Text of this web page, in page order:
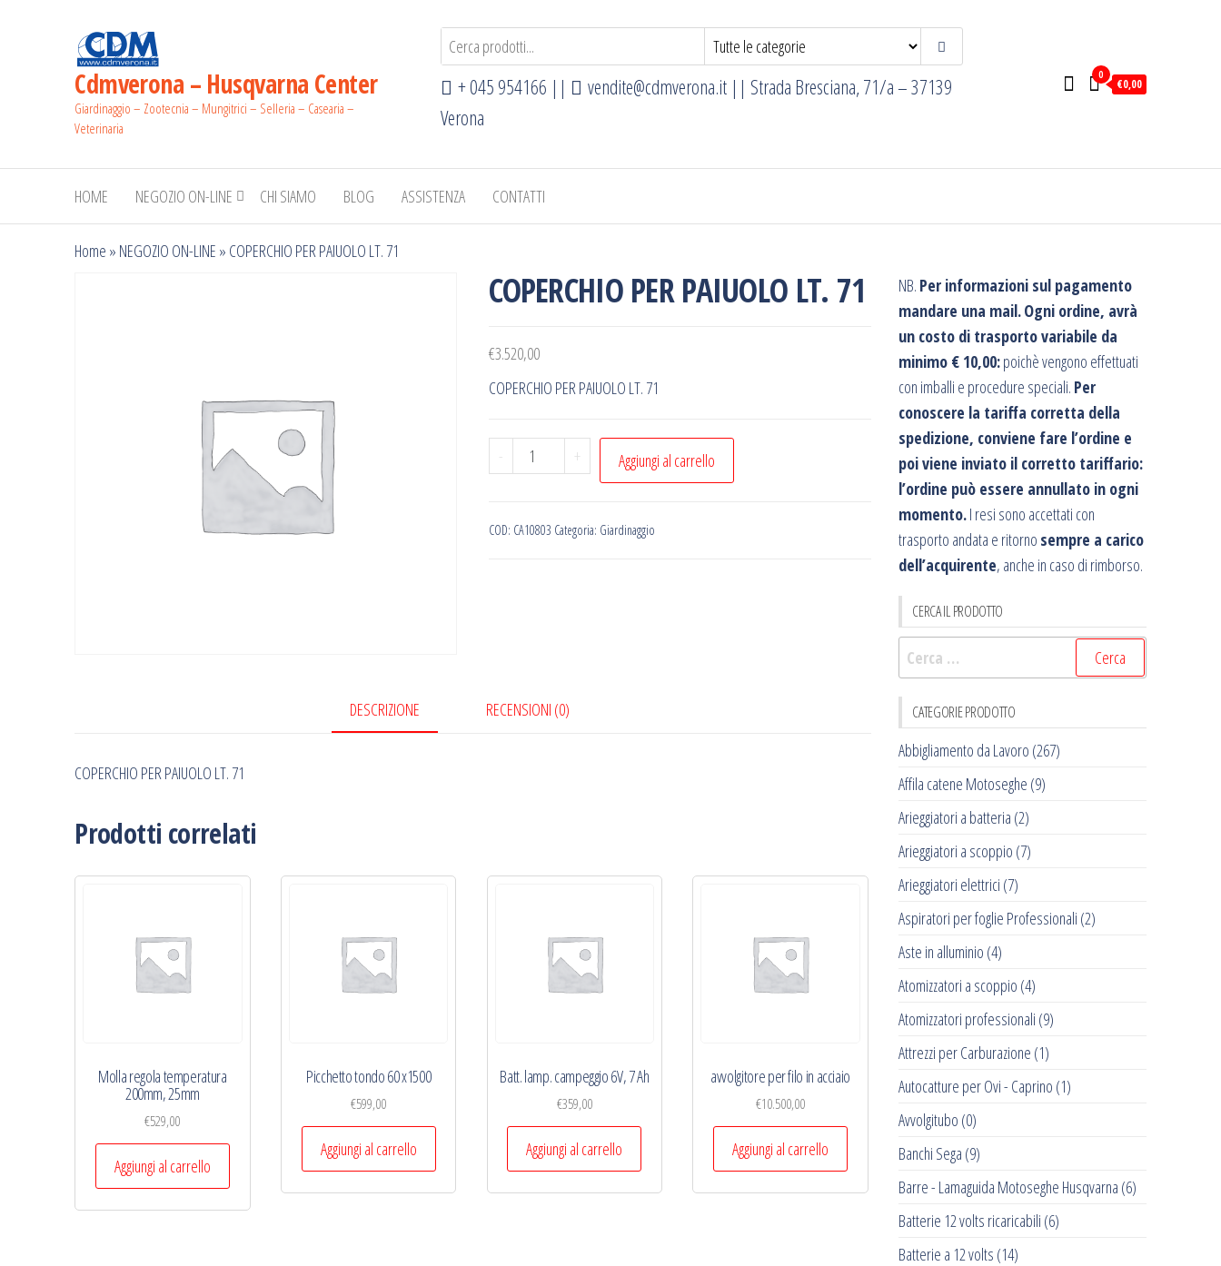
Cdmverona – Husqvarna Center
Giardinaggio – Zootecnia – Mungitrici – Selleria – Casearia –
Veterinaria
+ 045 954166 || vendite@cdmverona.it || Strada Bresciana, 71/a – 37139
Verona
0
€0,00
HOME NEGOZIO ON-LINE CHI SIAMO BLOG ASSISTENZA CONTATTI
Home » NEGOZIO ON-LINE » COPERCHIO PER PAIUOLO LT. 71
COPERCHIO PER PAIUOLO LT. 71
€3.520,00
COPERCHIO PER PAIUOLO LT. 71
-
COPERCHIO
PER
LT.
+ Aggiungi al carrello
COD: CA10803 Categoria: Giardinaggio
DESCRIZIONE RECENSIONI (0)
COPERCHIO PER PAIUOLO LT. 71
Prodotti correlati
Molla regola temperatura
200mm, 25mm
€529,00
Aggiungi al carrello
Picchetto tondo 60 x1500
€599,00
Aggiungi al carrello
Batt. lamp. campeggio 6V, 7 Ah
€359,00
Aggiungi al carrello
avvolgitore per filo in acciaio
€10.500,00
Aggiungi al carrello
NB. Per informazioni sul pagamento
mandare una mail.Ogni ordine, avrà
un costo di trasporto variabile da
minimo € 10,00:poichè vengono effettuati
con imballi e procedure speciali. Per
conoscere la tariffa corretta della
spedizione, conviene fare l’ordine e
poi viene inviato il corretto tariffario:
l’ordine può essere annullato in ogni
momento.I resi sono accettati con
trasporto andata e ritorno sempre a carico
dell’acquirente, anche in caso di rimborso.
CERCA IL PRODOTTO
Ricerca
per:
CATEGORIE PRODOTTO
Abbigliamento da Lavoro (267)
Affila catene Motoseghe (9)
Arieggiatori a batteria (2)
Arieggiatori a scoppio (7)
Arieggiatori elettrici (7)
Aspiratori per foglie Professionali (2)
Aste in alluminio (4)
Atomizzatori a scoppio (4)
Atomizzatori professionali (9)
Attrezzi per Carburazione (1)
Autocatture per Ovi - Caprino (1)
Avvolgitubo (0)
Banchi Sega (9)
Barre - Lamaguida Motoseghe Husqvarna (6)
Batterie 12 volts ricaricabili (6)
Batterie a 12 volts (14)